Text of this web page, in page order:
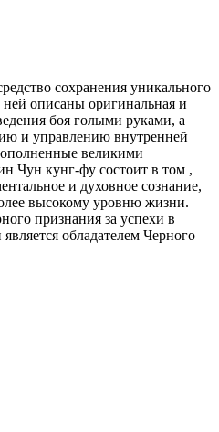
сохранения уникального
описаны оригинальная и
боя голыми руками, а
и управлению внутренней
великими
Чун кунг-фу состоит в том ,
и духовное сознание,
высокому уровню жизни.
признания за успехи в
обладателем Черного